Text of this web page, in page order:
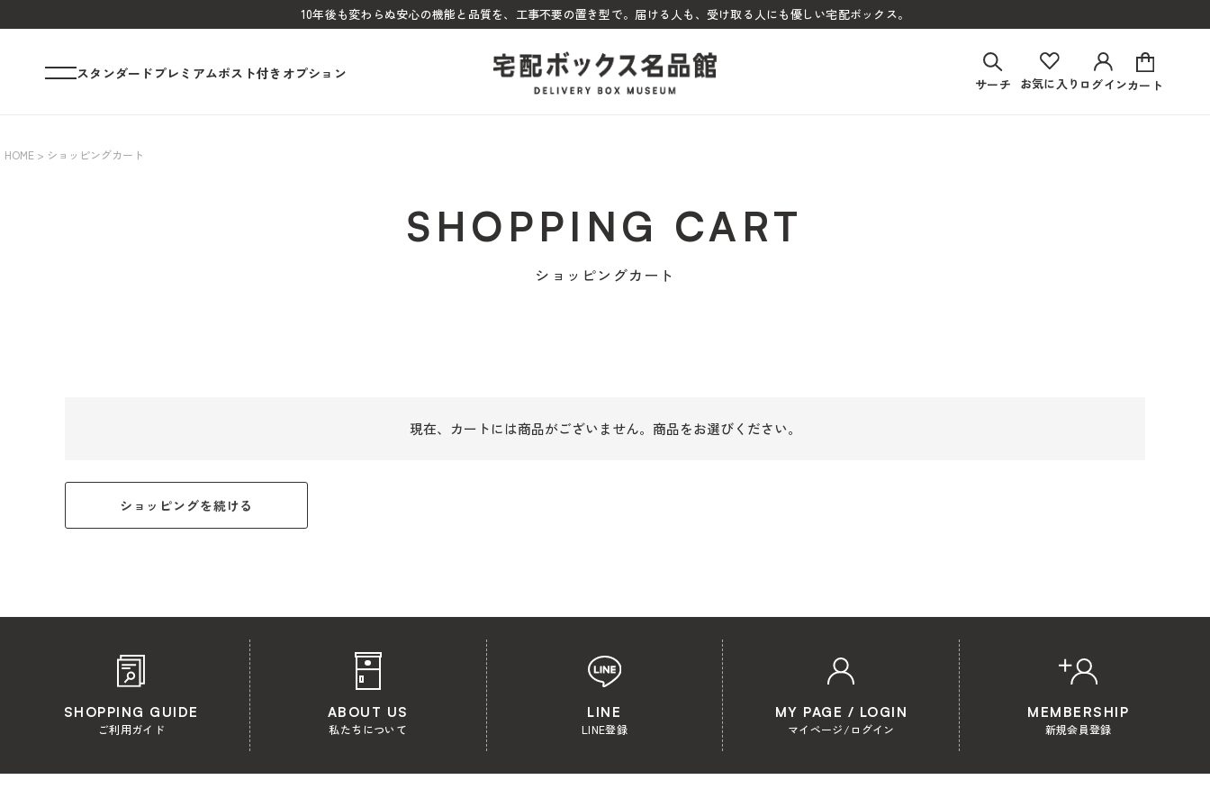
10年後も変わらぬ安心の機能と品質を、工事不要の置き型で。届ける人も、受け取る人にも優しい宅配ボックス。
スタンダード プレミアムポスト付き オプション
サーチ お気に入り ログインカート
HOME ショッピングカート
SHOPPING CART
ショッピングカート
現在、カートには商品がございません。 商品をお選びください。
ショッピングを続ける
SHOPPING GUIDE
ご利用ガイド
ABOUT US
私たちについて
LINE
LINE登録
MY PAGE / LOGIN
マイページ/ログイン
MEMBERSHIP
新規会員登録